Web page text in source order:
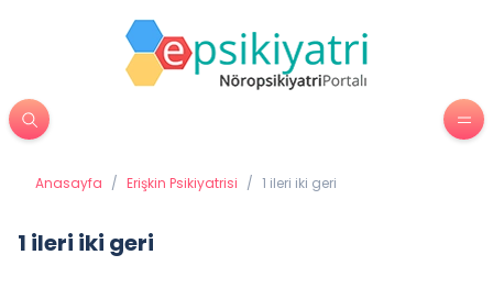
Anasayfa / Erişkin Psikiyatrisi / 1 ileri iki geri
1 ileri iki geri